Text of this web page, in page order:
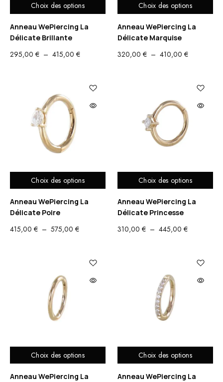
Choix des options
Anneau WePiercing La
Délicate Brillante
295,00 € – 415,00 €PLAGE
295,00 €
Choix des options
Anneau WePiercing La
Délicate Marquise
320,00 € – 410,00 €PLAGE
320,00 €
410,00 €
Choix des options
Anneau WePiercing La
Délicate Poire
415,00 € – 575,00 €PLAGE
415,00 €
Choix des options
Anneau WePiercing La
Délicate Princesse
310,00 € – 445,00 €PLAGE
310,00 €
Choix des options
Anneau WePiercing La
Choix des options
Anneau WePiercing La